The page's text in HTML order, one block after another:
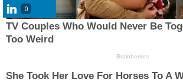
0